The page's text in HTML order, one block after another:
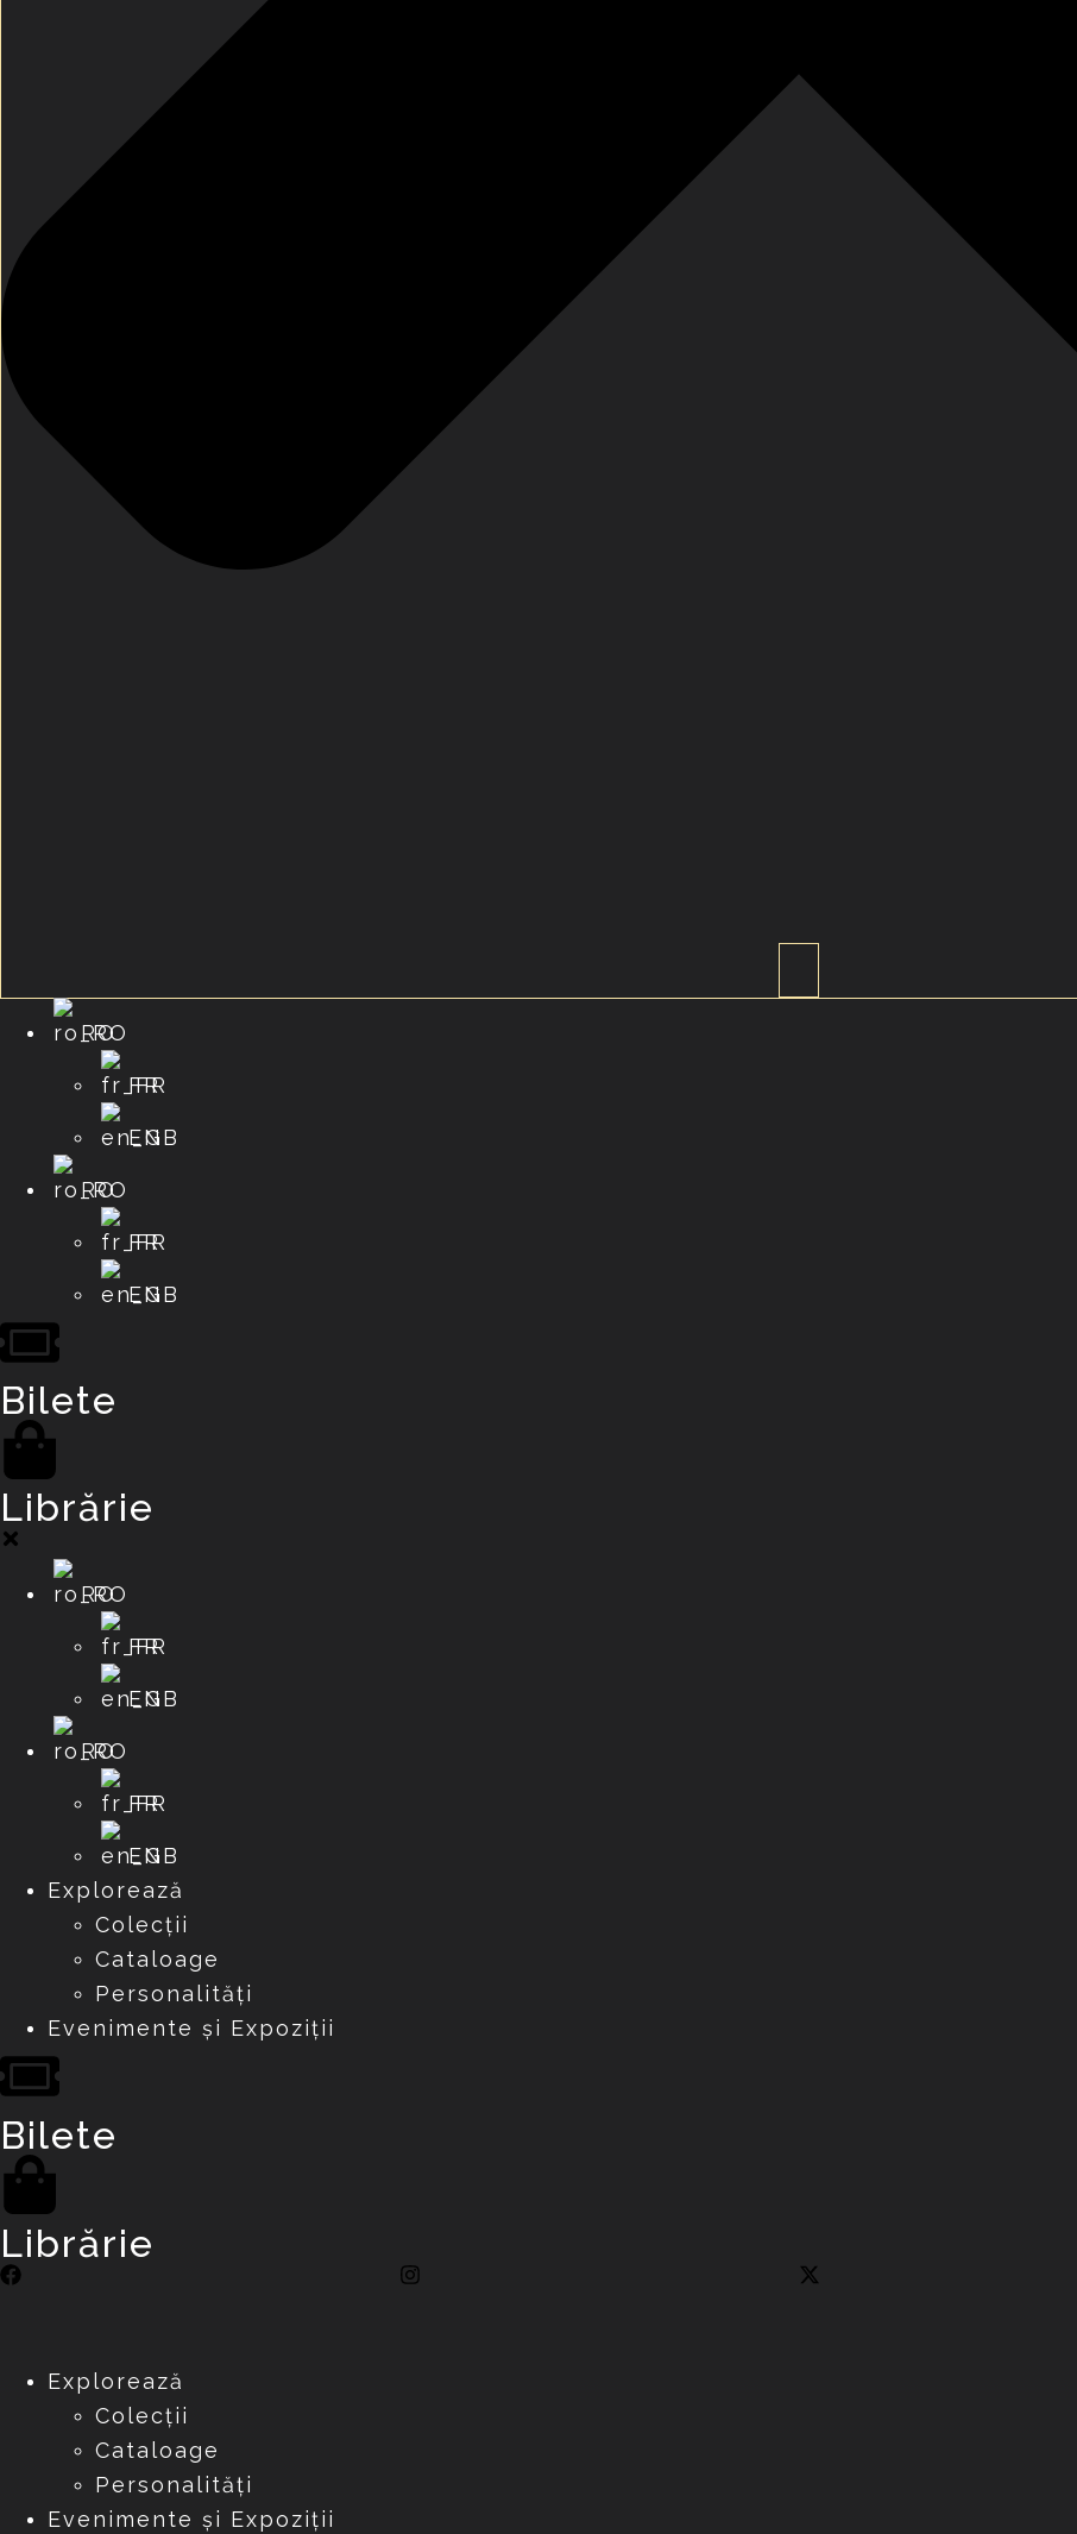
RO
FR
EN
RO
FR
EN
Bilete
Librărie
RO
FR
EN
RO
FR
EN
Explorează
Colecții
Cataloage
Personalități
Evenimente și Expoziții
Bilete
Librărie
Explorează
Colecții
Cataloage
Personalități
Evenimente și Expoziții